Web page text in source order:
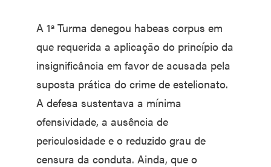
A 1ª Turma denegou habeas corpus em
que requerida a aplicação do princípio da
insignificância em favor de acusada pela
suposta prática do crime de estelionato.
A defesa sustentava a mínima
ofensividade, a ausência de
periculosidade e o reduzido grau de
censura da conduta. Ainda, que o